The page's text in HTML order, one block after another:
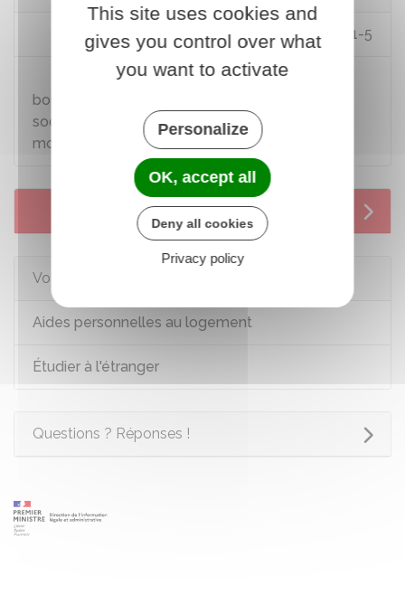
Code de l'éducation : articles D821-1 à R821-5
Circulaire du 28 mars 2025 relative aux
bourses d'enseignement supérieur sur critères
sociaux, des aides au mérite et des aides à la
mobilité internationale pour 2025-2026
Services en ligne et formulaires
Voir aussi
Aides personnelles au logement
Étudier à l'étranger
Questions ? Réponses !
This site uses cookies and
gives you control over what
you want to activate
Personalize
OK, accept all
Deny all cookies
Privacy policy